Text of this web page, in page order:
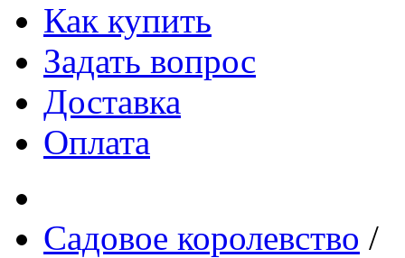
Как купить
Задать вопрос
Доставка
Оплата
Садовое королевство /